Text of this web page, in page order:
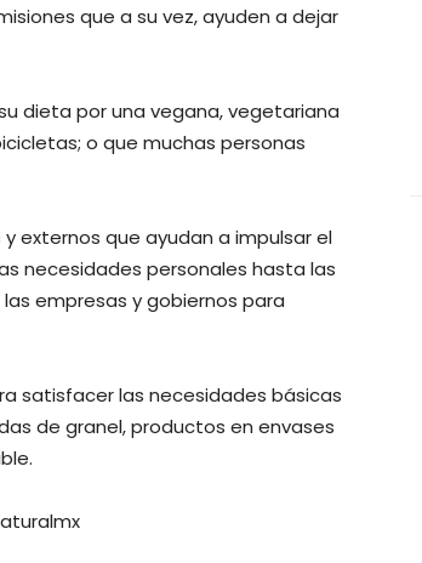
que a su vez, ayuden a dejar
dieta por una vegana, vegetariana
o que muchas personas
externos que ayudan a impulsar el
necesidades personales hasta las
empresas y gobiernos para
satisfacer las necesidades básicas
de granel, productos en envases